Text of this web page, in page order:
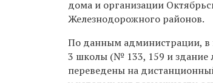
дома и организации
Железнодорожного районов.
По данным администрации, в
3 школы (№ 133, 159 и здание
переведены на